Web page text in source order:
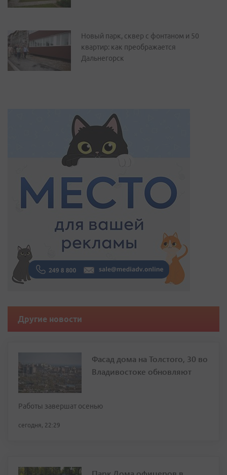
Новый парк, сквер с фонтаном и 50
квартир: как преображается
Дальнегорск
Другие новости
Фасад дома на Толстого, 30 во
Владивостоке обновляют
Работы завершат осенью
сегодня, 22:29